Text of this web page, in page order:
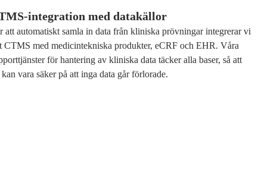
integration med datakällor
att automatiskt samla in data från kliniska prövningar integrerar vi
CTMS med medicintekniska produkter, eCRF och EHR. Våra
för hantering av kliniska data täcker alla baser, så att
vara säker på att inga data går förlorade.